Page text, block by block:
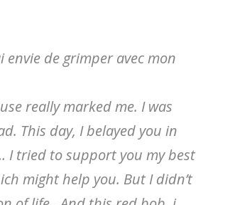
envie de grimper avec mon
really marked me. I was
This day, I belayed you in
I tried to support you my best
might help you. But I didn’t